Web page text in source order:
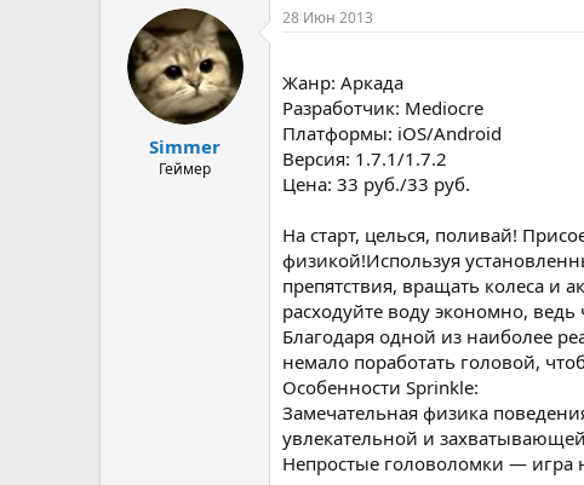
а
н
а
ч
а
л
а
Simmer
Геймер
28 Июн 2013
Жанр: Аркада
Разработчик: Mediocre
Платформы: iОS/Android
Версия: 1.7.1/1.7.2
Цена: 33 руб./33 руб.
На старт, целься, поливай!
физикой!Используя
препятствия, вращать колеса и
расходуйте воду экономно,
Благодаря одной из наиболее
немало поработать головой,
Особенности Sprinkle:
Замечательная физика
увлекательной и
Непростые головоломки — игра